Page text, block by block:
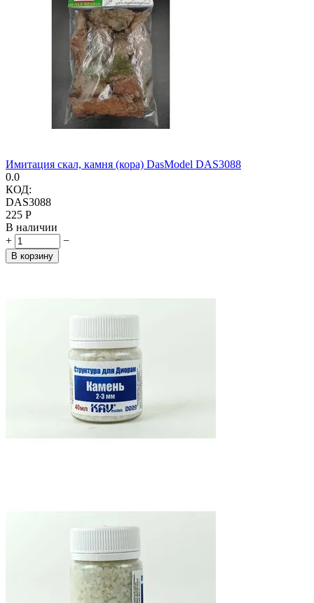
Имитация скал, камня (кора) DasModel DAS3088
0.0
КОД:
DAS3088
‍225‍ Р
В наличии
+
−
В корзину